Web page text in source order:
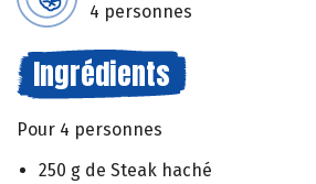
4 personnes
Ingrédients
Pour 4 personnes
250 g de Steak haché